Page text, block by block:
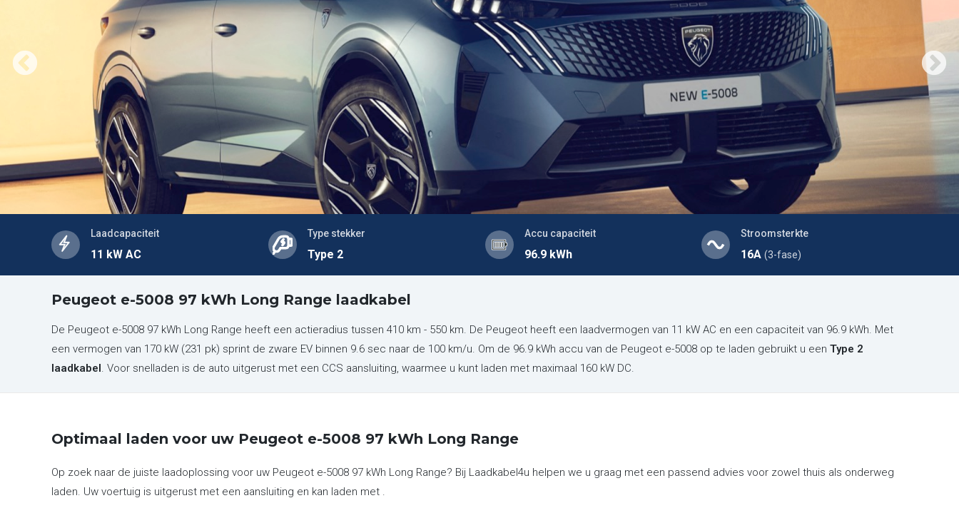
Laadcapaciteit
11 kW AC
Type stekker
Type 2
Accu capaciteit
96.9 kWh
Stroomsterkte
16A(3-fase)
Peugeot e-5008 97 kWh Long Range laadkabel
De Peugeot e-5008 97 kWh Long Range heeft een actieradius tussen 410 km - 550 km. De Peugeot heeft een laadvermogen van 11 kW AC en een capaciteit van 96.9 kWh. Met
een vermogen van 170 kW (231 pk) sprint de zware EV binnen 9.6 sec naar de 100 km/u. Om de 96.9 kWh accu van de Peugeot e-5008 op te laden gebruikt u een Type 2
laadkabel. Voor snelladen is de auto uitgerust met een CCS aansluiting, waarmee u kunt laden met maximaal 160 kW DC.
Optimaal laden voor uw Peugeot e-5008 97 kWh Long Range
Op zoek naar de juiste laadoplossing voor uw Peugeot e-5008 97 kWh Long Range? Bij Laadkabel4u helpen we u graag met een passend advies voor zowel thuis als onderweg
laden. Uw voertuig is uitgerust met een aansluiting en kan laden met .